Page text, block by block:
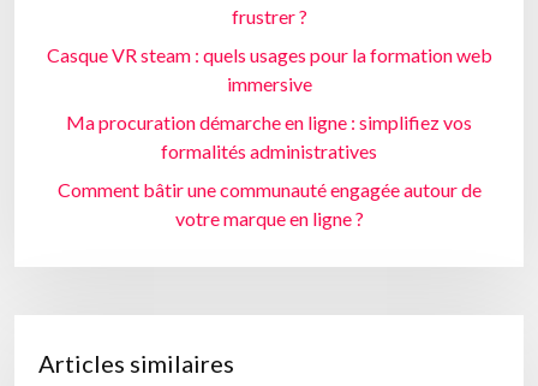
frustrer ?
Casque VR steam : quels usages pour la formation web
immersive
Ma procuration démarche en ligne : simplifiez vos
formalités administratives
Comment bâtir une communauté engagée autour de
votre marque en ligne ?
Articles similaires